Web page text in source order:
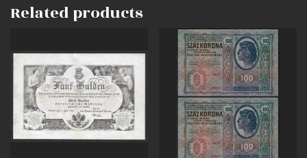
Related products